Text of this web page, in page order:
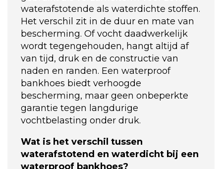
waterafstotende als waterdichte stoffen.
Het verschil zit in de duur en mate van
bescherming. Of vocht daadwerkelijk
wordt tegengehouden, hangt altijd af
van tijd, druk en de constructie van
naden en randen. Een waterproof
bankhoes biedt verhoogde
bescherming, maar geen onbeperkte
garantie tegen langdurige
vochtbelasting onder druk.
Wat is het verschil tussen
waterafstotend en waterdicht bij een
waterproof bankhoes?